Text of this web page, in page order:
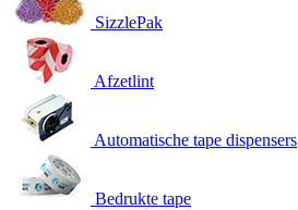
SizzlePak
Afzetlint
Automatische tape dispensers
Bedrukte tape